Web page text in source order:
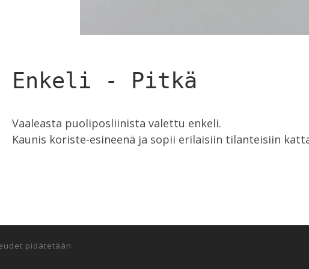
Enkeli - Pitkä
Vaaleasta puoliposliinista valettu enkeli.
Kaunis koriste-esineenä ja sopii erilaisiin tilanteisiin
pidätetään